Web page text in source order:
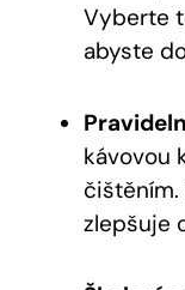
Vyberte
abyste
kávovou
čištěním.
zlepšuje